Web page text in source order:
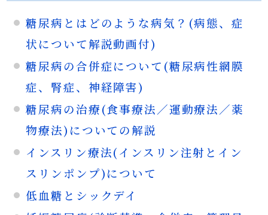
糖尿病とはどのような病気？(病態、症
状について解説動画付)
糖尿病の合併症について(糖尿病性網膜
症、腎症、神経障害)
糖尿病の治療(食事療法／運動療法／薬
物療法)についての解説
インスリン療法(インスリン注射とイン
スリンポンプ)について
低血糖とシックデイ